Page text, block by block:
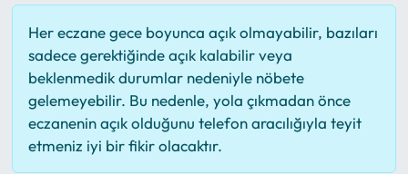
Her eczane gece boyunca açık olmayabilir, bazıları
sadece gerektiğinde açık kalabilir veya
beklenmedik durumlar nedeniyle nöbete
gelemeyebilir. Bu nedenle, yola çıkmadan önce
eczanenin açık olduğunu telefon aracılığıyla teyit
etmeniz iyi bir fikir olacaktır.
HABER İLAN